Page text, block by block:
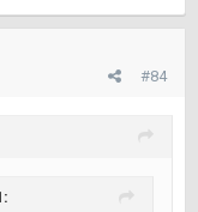
#84